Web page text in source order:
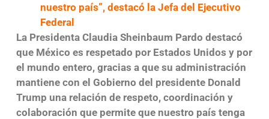
nuestro país”, destacó la Jefa del Ejecutivo
Federal
La Presidenta Claudia Sheinbaum Pardo destacó
que México es respetado por Estados Unidos y por
el mundo entero, gracias a que su administración
mantiene con el Gobierno del presidente Donald
Trump una relación de respeto, coordinación y
colaboración que permite que nuestro país tenga